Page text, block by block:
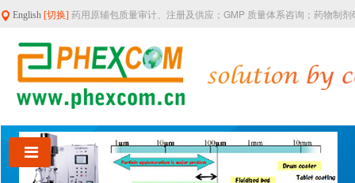
English [切换] 药用原辅包质量审计、注册及供应；GMP 质量体系咨询；药物制